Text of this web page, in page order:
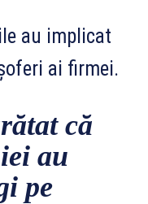
au implicat
ai firmei.
că
au
pe